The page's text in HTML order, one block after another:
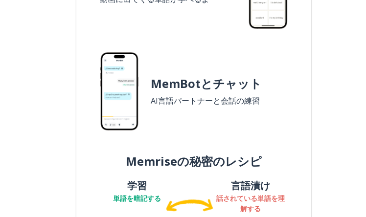
MemBotとチャット
AI言語パートナーと会話の練習
Memriseの秘密のレシピ
学習
単語を暗記する
言語漬け
話されている単語を理
解する